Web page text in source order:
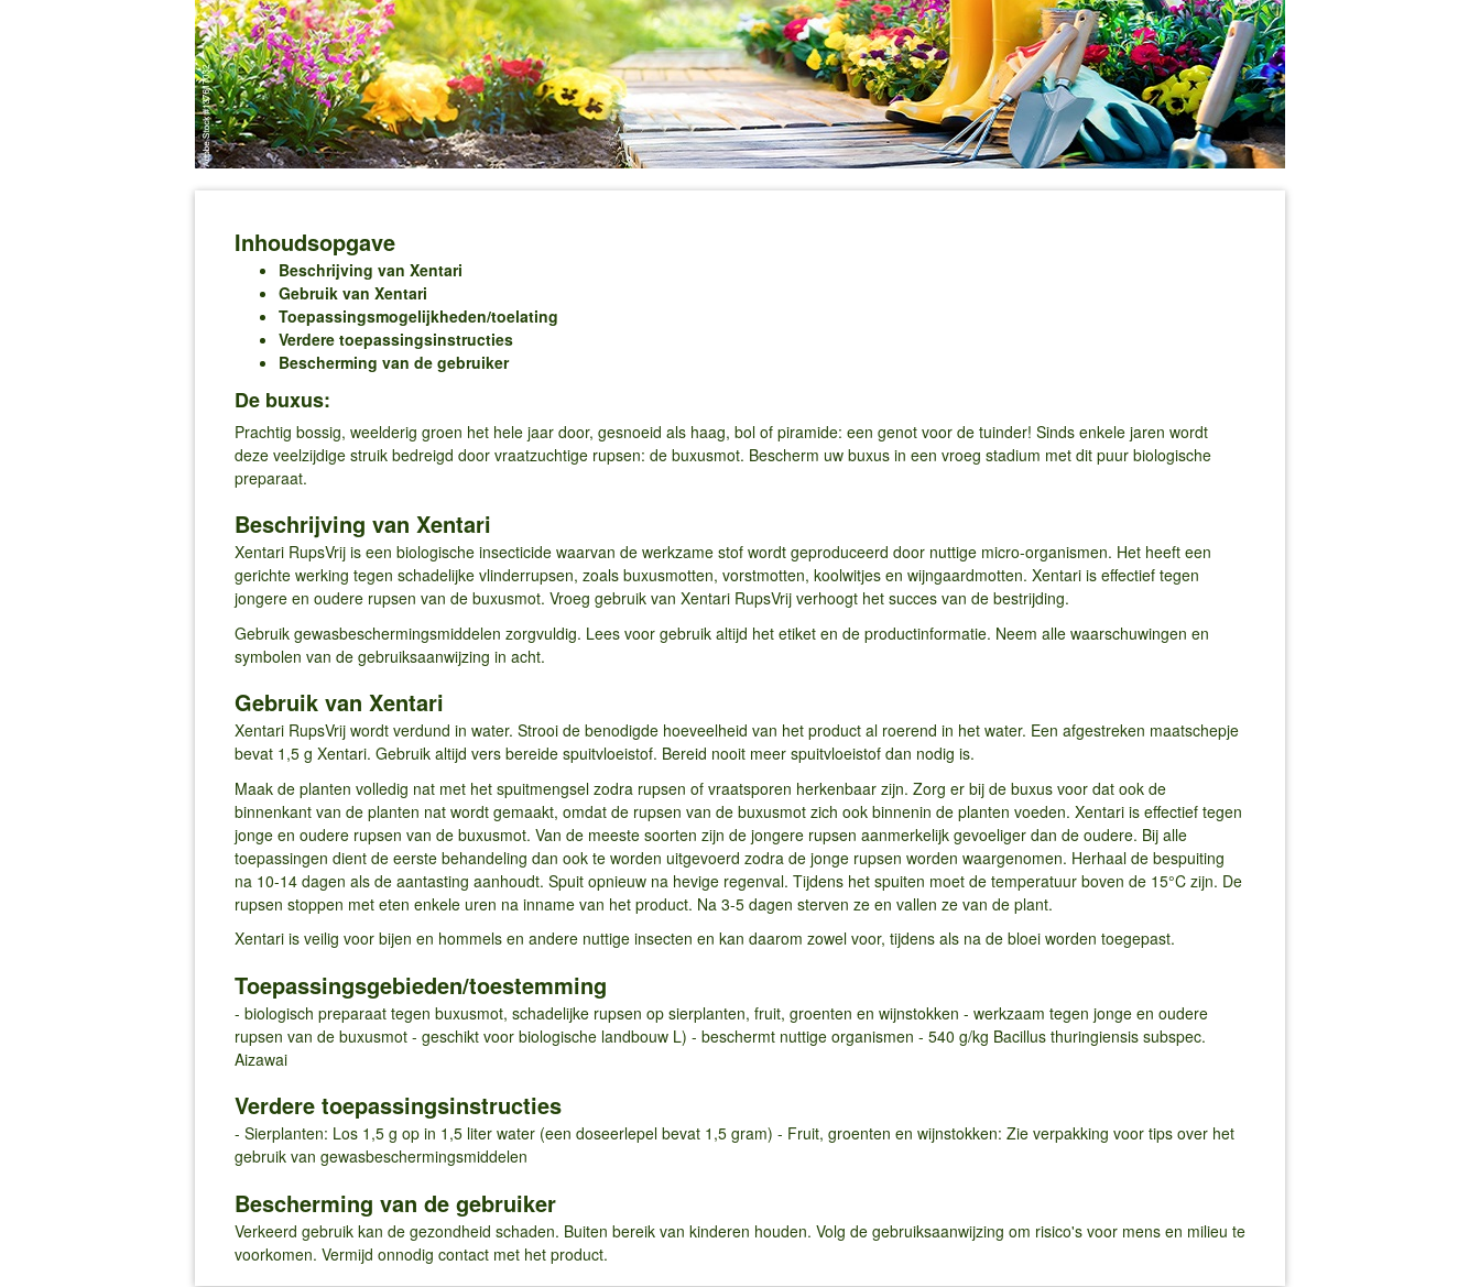
Inhoudsopgave
Beschrijving van Xentari
Gebruik van Xentari
Toepassingsmogelijkheden/toelating
Verdere toepassingsinstructies
Bescherming van de gebruiker
De buxus:
Prachtig bossig, weelderig groen het hele jaar door, gesnoeid als haag, bol of piramide: een genot voor de tuinder! Sinds enkele jaren wordt
deze veelzijdige struik bedreigd door vraatzuchtige rupsen: de buxusmot. Bescherm uw buxus in een vroeg stadium met dit puur biologische
preparaat.
Beschrijving van Xentari
Xentari RupsVrij is een biologische insecticide waarvan de werkzame stof wordt geproduceerd door nuttige micro-organismen. Het heeft een
gerichte werking tegen schadelijke vlinderrupsen, zoals buxusmotten, vorstmotten, koolwitjes en wijngaardmotten. Xentari is effectief tegen
jongere en oudere rupsen van de buxusmot. Vroeg gebruik van Xentari RupsVrij verhoogt het succes van de bestrijding.
Gebruik gewasbeschermingsmiddelen zorgvuldig. Lees voor gebruik altijd het etiket en de productinformatie. Neem alle waarschuwingen en
symbolen van de gebruiksaanwijzing in acht.
Gebruik van Xentari
Xentari RupsVrij wordt verdund in water. Strooi de benodigde hoeveelheid van het product al roerend in het water. Een afgestreken maatschepje
bevat 1,5 g Xentari. Gebruik altijd vers bereide spuitvloeistof. Bereid nooit meer spuitvloeistof dan nodig is.
Maak de planten volledig nat met het spuitmengsel zodra rupsen of vraatsporen herkenbaar zijn. Zorg er bij de buxus voor dat ook de
binnenkant van de planten nat wordt gemaakt, omdat de rupsen van de buxusmot zich ook binnenin de planten voeden. Xentari is effectief tegen
jonge en oudere rupsen van de buxusmot. Van de meeste soorten zijn de jongere rupsen aanmerkelijk gevoeliger dan de oudere. Bij alle
toepassingen dient de eerste behandeling dan ook te worden uitgevoerd zodra de jonge rupsen worden waargenomen. Herhaal de bespuiting
na 10-14 dagen als de aantasting aanhoudt. Spuit opnieuw na hevige regenval. Tijdens het spuiten moet de temperatuur boven de 15°C zijn. De
rupsen stoppen met eten enkele uren na inname van het product. Na 3-5 dagen sterven ze en vallen ze van de plant.
Xentari is veilig voor bijen en hommels en andere nuttige insecten en kan daarom zowel voor, tijdens als na de bloei worden toegepast.
Toepassingsgebieden/toestemming
- biologisch preparaat tegen buxusmot, schadelijke rupsen op sierplanten, fruit, groenten en wijnstokken - werkzaam tegen jonge en oudere
rupsen van de buxusmot - geschikt voor biologische landbouw L) - beschermt nuttige organismen - 540 g/kg Bacillus thuringiensis subspec.
Aizawai
Verdere toepassingsinstructies
- Sierplanten: Los 1,5 g op in 1,5 liter water (een doseerlepel bevat 1,5 gram) - Fruit, groenten en wijnstokken: Zie verpakking voor tips over het
gebruik van gewasbeschermingsmiddelen
Bescherming van de gebruiker
Verkeerd gebruik kan de gezondheid schaden. Buiten bereik van kinderen houden. Volg de gebruiksaanwijzing om risico's voor mens en milieu te
voorkomen. Vermijd onnodig contact met het product.